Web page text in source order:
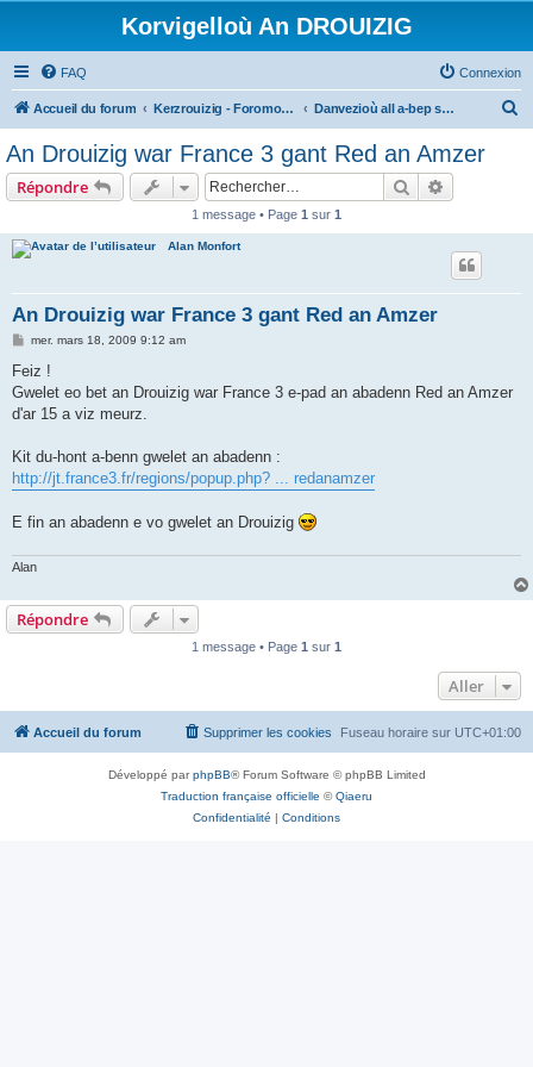
Korvigelloù An DROUIZIG
FAQ Connexion
Accueil du forum Kerzrouizig - Foromoù An Drouizig Danvezioù all a-bep seurt
An Drouizig war France 3 gant Red an Amzer
Répondre Rechercher
1 message • Page 1 sur 1
Alan Monfort
An Drouizig war France 3 gant Red an Amzer
M
s
a
g
mer. mars 18, 2009 9:12 am
Feiz !
Gwelet eo bet an Drouizig war France 3 e-pad an abadenn Red an Amzer
d'ar 15 a viz meurz.
Kit du-hont a-benn gwelet an abadenn :
http://jt.france3.fr/regions/popup.php? ... redanamzer
E fin an abadenn e vo gwelet an Drouizig
Alan
Répondre
1 message • Page 1 sur 1
Aller
Accueil du forum Fuseau horaire sur UTC+01:00
Supprimer les cookies
Développé parphpBB® Forum Software © phpBB Limited
Traduction française officielle ©Qiaeru
Confidentialité | Conditions